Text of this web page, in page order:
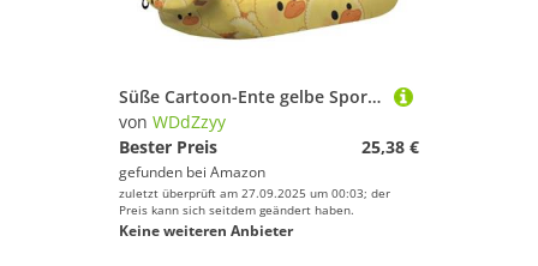
Süße Cartoon-Ente gelbe Sporttasche mit Schuhfach, multifunktionales Handgepäck, Wochenendtasche für Schule, Sport, Reisen
von WDdZzyy
Bester Preis
25,38 €
gefunden bei Amazon
zuletzt überprüft am 27.09.2025 um 00:03; der
Preis kann sich seitdem geändert haben.
Keine weiteren Anbieter